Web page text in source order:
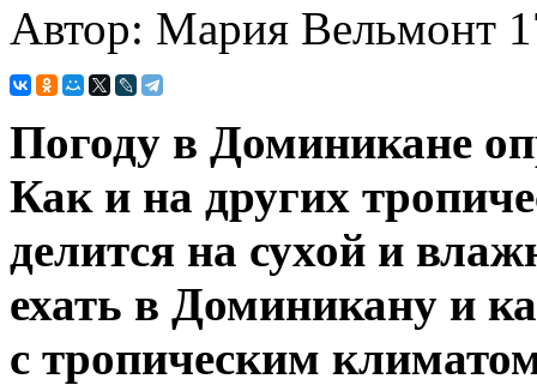
Автор: Мария Вельмонт
Погоду в Доминикане
Как и на других
делится на сухой и
ехать в Доминикану и
с тропическим